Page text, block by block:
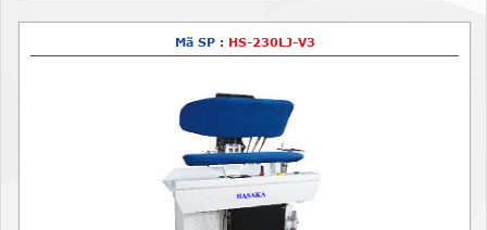
Mã SP : HS-230LJ-V3